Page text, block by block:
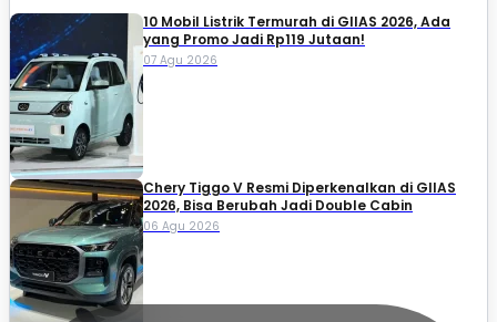
10 Mobil Listrik Termurah di GIIAS 2026, Ada
yang Promo Jadi Rp119 Jutaan!
07 Agu 2026
Chery Tiggo V Resmi Diperkenalkan di GIIAS
2026, Bisa Berubah Jadi Double Cabin
06 Agu 2026